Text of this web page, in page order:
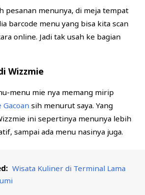
pesanan menunya, di meja tempat
barcode menu yang bisa kita scan
online. Jadi tak usah ke bagian
Wizzmie
menu mie nya memang mirip
sih menurut saya. Yang
ini sepertinya menunya lebih
sampai ada menu nasinya juga.
Wisata Kuliner di Terminal Lama